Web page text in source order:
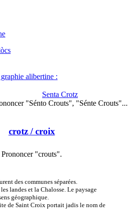
alibertine :
Senta Crotz
"Sénto Crouts", "Sénte Crouts"...
crotz/ croix
Prononcer "crouts".
des communes séparées.
landes et la Chalosse. Le paysage
géographique.
de Saint Croix portait jadis le nom de